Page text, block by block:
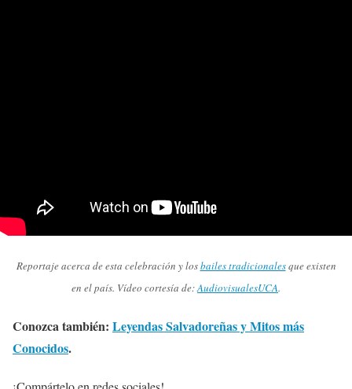
Reportaje acerca de esta celebración y losbailes tradicionalesque existen
en el país. Vídeo cortesía de:AudiovisualesUCA.
Conozca también: Leyendas Salvadoreñas y Mitos más
Conocidos.